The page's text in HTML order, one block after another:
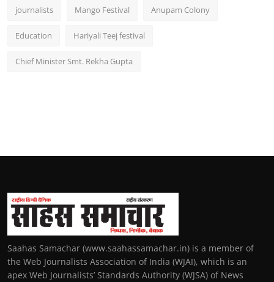
journalists Mango Festival Anupam Colony
Education Hariyali Teej festival
Chief Minister Smt. Rekha Gupta
Saahas Samachar (www.saahassamachar.in) is a member of
the Web Journalists Association of India (WJAI), which is an
apex Web Journalists’ Standards Authority (WJSA) of News